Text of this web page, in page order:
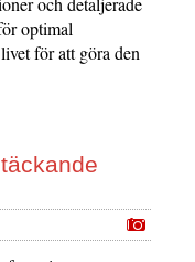
optimal
för att göra den